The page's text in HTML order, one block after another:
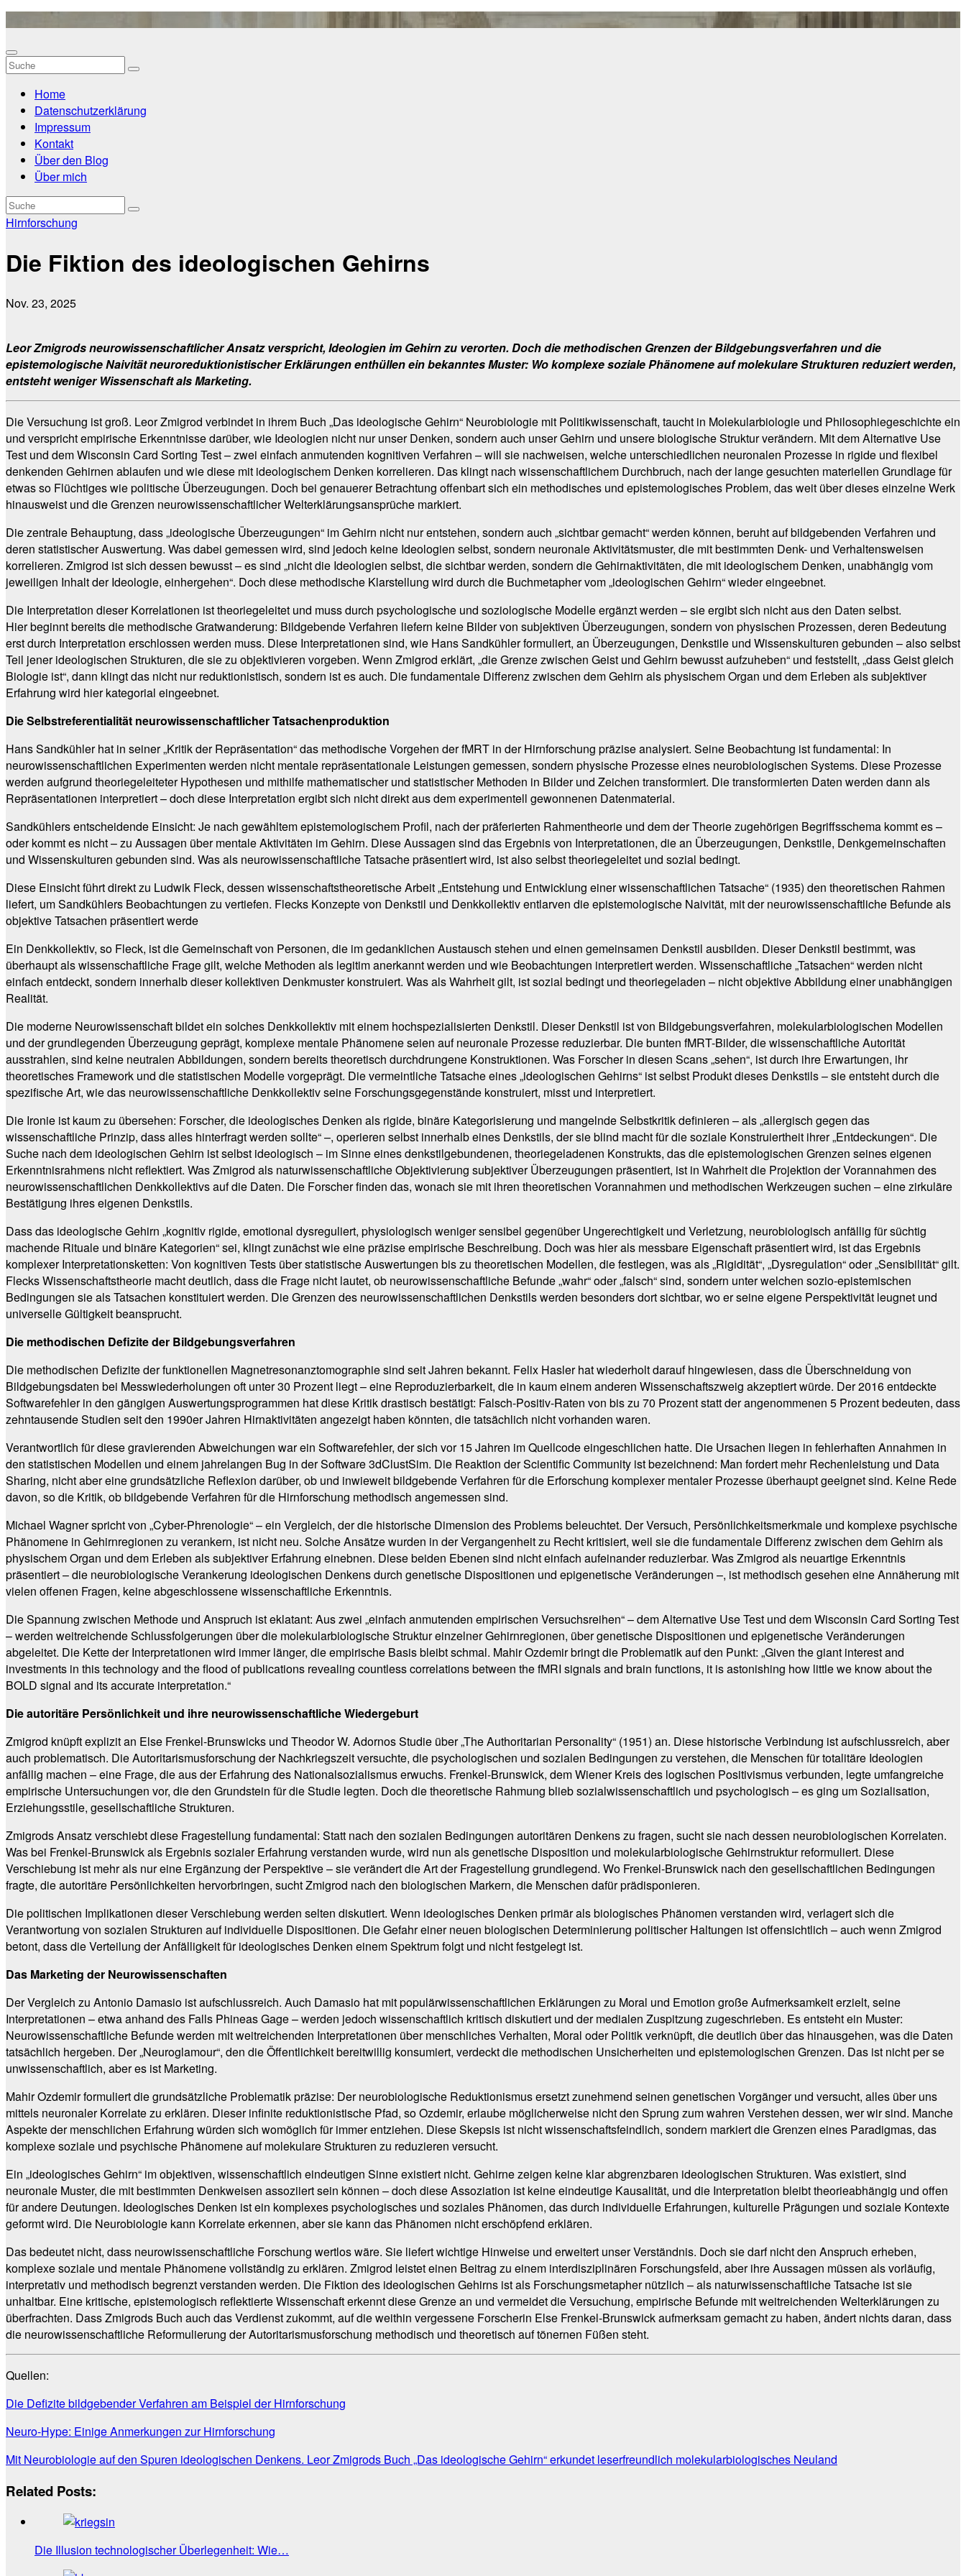
springen
Home
Datenschutzerklärung
Impressum
Kontakt
Über den Blog
Über mich
Hirnforschung
Die Fiktion des ideologischen Gehirns
Nov. 23, 2025
Leor Zmigrods neurowissenschaftlicher Ansatz verspricht, Ideologien im Gehirn zu verorten. Doch die methodischen Grenzen der Bildgebungsverfahren und die
epistemologische Naivität neuroreduktionistischer Erklärungen enthüllen ein bekanntes Muster: Wo komplexe soziale Phänomene auf molekulare Strukturen reduziert werden,
entsteht weniger Wissenschaft als Marketing.
Die Versuchung ist groß. Leor Zmigrod verbindet in ihrem Buch „Das ideologische Gehirn“ Neurobiologie mit Politikwissenschaft, taucht in Molekularbiologie und Philosophiegeschichte ein
und verspricht empirische Erkenntnisse darüber, wie Ideologien nicht nur unser Denken, sondern auch unser Gehirn und unsere biologische Struktur verändern. Mit dem Alternative Use
Test und dem Wisconsin Card Sorting Test – zwei einfach anmutenden kognitiven Verfahren – will sie nachweisen, welche unterschiedlichen neuronalen Prozesse in rigide und flexibel
denkenden Gehirnen ablaufen und wie diese mit ideologischem Denken korrelieren. Das klingt nach wissenschaftlichem Durchbruch, nach der lange gesuchten materiellen Grundlage für
etwas so Flüchtiges wie politische Überzeugungen. Doch bei genauerer Betrachtung offenbart sich ein methodisches und epistemologisches Problem, das weit über dieses einzelne Werk
hinausweist und die Grenzen neurowissenschaftlicher Welterklärungsansprüche markiert.
Die zentrale Behauptung, dass „ideologische Überzeugungen“ im Gehirn nicht nur entstehen, sondern auch „sichtbar gemacht“ werden können, beruht auf bildgebenden Verfahren und
deren statistischer Auswertung. Was dabei gemessen wird, sind jedoch keine Ideologien selbst, sondern neuronale Aktivitätsmuster, die mit bestimmten Denk- und Verhaltensweisen
korrelieren. Zmigrod ist sich dessen bewusst – es sind „nicht die Ideologien selbst, die sichtbar werden, sondern die Gehirnaktivitäten, die mit ideologischem Denken, unabhängig vom
jeweiligen Inhalt der Ideologie, einhergehen“. Doch diese methodische Klarstellung wird durch die Buchmetapher vom „ideologischen Gehirn“ wieder eingeebnet.
Die Interpretation dieser Korrelationen ist theoriegeleitet und muss durch psychologische und soziologische Modelle ergänzt werden – sie ergibt sich nicht aus den Daten selbst.
Hier beginnt bereits die methodische Gratwanderung: Bildgebende Verfahren liefern keine Bilder von subjektiven Überzeugungen, sondern von physischen Prozessen, deren Bedeutung
erst durch Interpretation erschlossen werden muss. Diese Interpretationen sind, wie Hans Sandkühler formuliert, an Überzeugungen, Denkstile und Wissenskulturen gebunden – also selbst
Teil jener ideologischen Strukturen, die sie zu objektivieren vorgeben. Wenn Zmigrod erklärt, „die Grenze zwischen Geist und Gehirn bewusst aufzuheben“ und feststellt, „dass Geist gleich
Biologie ist“, dann klingt das nicht nur reduktionistisch, sondern ist es auch. Die fundamentale Differenz zwischen dem Gehirn als physischem Organ und dem Erleben als subjektiver
Erfahrung wird hier kategorial eingeebnet.
Die Selbstreferentialität neurowissenschaftlicher Tatsachenproduktion
Hans Sandkühler hat in seiner „Kritik der Repräsentation“ das methodische Vorgehen der fMRT in der Hirnforschung präzise analysiert. Seine Beobachtung ist fundamental: In
neurowissenschaftlichen Experimenten werden nicht mentale repräsentationale Leistungen gemessen, sondern physische Prozesse eines neurobiologischen Systems. Diese Prozesse
werden aufgrund theoriegeleiteter Hypothesen und mithilfe mathematischer und statistischer Methoden in Bilder und Zeichen transformiert. Die transformierten Daten werden dann als
Repräsentationen interpretiert – doch diese Interpretation ergibt sich nicht direkt aus dem experimentell gewonnenen Datenmaterial.
Sandkühlers entscheidende Einsicht: Je nach gewähltem epistemologischem Profil, nach der präferierten Rahmentheorie und dem der Theorie zugehörigen Begriffsschema kommt es –
oder kommt es nicht – zu Aussagen über mentale Aktivitäten im Gehirn. Diese Aussagen sind das Ergebnis von Interpretationen, die an Überzeugungen, Denkstile, Denkgemeinschaften
und Wissenskulturen gebunden sind. Was als neurowissenschaftliche Tatsache präsentiert wird, ist also selbst theoriegeleitet und sozial bedingt.
Diese Einsicht führt direkt zu Ludwik Fleck, dessen wissenschaftstheoretische Arbeit „Entstehung und Entwicklung einer wissenschaftlichen Tatsache“ (1935) den theoretischen Rahmen
liefert, um Sandkühlers Beobachtungen zu vertiefen. Flecks Konzepte von Denkstil und Denkkollektiv entlarven die epistemologische Naivität, mit der neurowissenschaftliche Befunde als
objektive Tatsachen präsentiert werde
Ein Denkkollektiv, so Fleck, ist die Gemeinschaft von Personen, die im gedanklichen Austausch stehen und einen gemeinsamen Denkstil ausbilden. Dieser Denkstil bestimmt, was
überhaupt als wissenschaftliche Frage gilt, welche Methoden als legitim anerkannt werden und wie Beobachtungen interpretiert werden. Wissenschaftliche „Tatsachen“ werden nicht
einfach entdeckt, sondern innerhalb dieser kollektiven Denkmuster konstruiert. Was als Wahrheit gilt, ist sozial bedingt und theoriegeladen – nicht objektive Abbildung einer unabhängigen
Realität.
Die moderne Neurowissenschaft bildet ein solches Denkkollektiv mit einem hochspezialisierten Denkstil. Dieser Denkstil ist von Bildgebungsverfahren, molekularbiologischen Modellen
und der grundlegenden Überzeugung geprägt, komplexe mentale Phänomene seien auf neuronale Prozesse reduzierbar. Die bunten fMRT-Bilder, die wissenschaftliche Autorität
ausstrahlen, sind keine neutralen Abbildungen, sondern bereits theoretisch durchdrungene Konstruktionen. Was Forscher in diesen Scans „sehen“, ist durch ihre Erwartungen, ihr
theoretisches Framework und die statistischen Modelle vorgeprägt. Die vermeintliche Tatsache eines „ideologischen Gehirns“ ist selbst Produkt dieses Denkstils – sie entsteht durch die
spezifische Art, wie das neurowissenschaftliche Denkkollektiv seine Forschungsgegenstände konstruiert, misst und interpretiert.
Die Ironie ist kaum zu übersehen: Forscher, die ideologisches Denken als rigide, binäre Kategorisierung und mangelnde Selbstkritik definieren – als „allergisch gegen das
wissenschaftliche Prinzip, dass alles hinterfragt werden sollte“ –, operieren selbst innerhalb eines Denkstils, der sie blind macht für die soziale Konstruiertheit ihrer „Entdeckungen“. Die
Suche nach dem ideologischen Gehirn ist selbst ideologisch – im Sinne eines denkstilgebundenen, theoriegeladenen Konstrukts, das die epistemologischen Grenzen seines eigenen
Erkenntnisrahmens nicht reflektiert. Was Zmigrod als naturwissenschaftliche Objektivierung subjektiver Überzeugungen präsentiert, ist in Wahrheit die Projektion der Vorannahmen des
neurowissenschaftlichen Denkkollektivs auf die Daten. Die Forscher finden das, wonach sie mit ihren theoretischen Vorannahmen und methodischen Werkzeugen suchen – eine zirkuläre
Bestätigung ihres eigenen Denkstils.
Dass das ideologische Gehirn „kognitiv rigide, emotional dysreguliert, physiologisch weniger sensibel gegenüber Ungerechtigkeit und Verletzung, neurobiologisch anfällig für süchtig
machende Rituale und binäre Kategorien“ sei, klingt zunächst wie eine präzise empirische Beschreibung. Doch was hier als messbare Eigenschaft präsentiert wird, ist das Ergebnis
komplexer Interpretationsketten: Von kognitiven Tests über statistische Auswertungen bis zu theoretischen Modellen, die festlegen, was als „Rigidität“, „Dysregulation“ oder „Sensibilität“ gilt.
Flecks Wissenschaftstheorie macht deutlich, dass die Frage nicht lautet, ob neurowissenschaftliche Befunde „wahr“ oder „falsch“ sind, sondern unter welchen sozio-epistemischen
Bedingungen sie als Tatsachen konstituiert werden. Die Grenzen des neurowissenschaftlichen Denkstils werden besonders dort sichtbar, wo er seine eigene Perspektivität leugnet und
universelle Gültigkeit beansprucht.
Die methodischen Defizite der Bildgebungsverfahren
Die methodischen Defizite der funktionellen Magnetresonanztomographie sind seit Jahren bekannt. Felix Hasler hat wiederholt darauf hingewiesen, dass die Überschneidung von
Bildgebungsdaten bei Messwiederholungen oft unter 30 Prozent liegt – eine Reproduzierbarkeit, die in kaum einem anderen Wissenschaftszweig akzeptiert würde. Der 2016 entdeckte
Softwarefehler in den gängigen Auswertungsprogrammen hat diese Kritik drastisch bestätigt: Falsch-Positiv-Raten von bis zu 70 Prozent statt der angenommenen 5 Prozent bedeuten, dass
zehntausende Studien seit den 1990er Jahren Hirnaktivitäten angezeigt haben könnten, die tatsächlich nicht vorhanden waren.
Verantwortlich für diese gravierenden Abweichungen war ein Softwarefehler, der sich vor 15 Jahren im Quellcode eingeschlichen hatte. Die Ursachen liegen in fehlerhaften Annahmen in
den statistischen Modellen und einem jahrelangen Bug in der Software 3dClustSim. Die Reaktion der Scientific Community ist bezeichnend: Man fordert mehr Rechenleistung und Data
Sharing, nicht aber eine grundsätzliche Reflexion darüber, ob und inwieweit bildgebende Verfahren für die Erforschung komplexer mentaler Prozesse überhaupt geeignet sind. Keine Rede
davon, so die Kritik, ob bildgebende Verfahren für die Hirnforschung methodisch angemessen sind.
Michael Wagner spricht von „Cyber-Phrenologie“ – ein Vergleich, der die historische Dimension des Problems beleuchtet. Der Versuch, Persönlichkeitsmerkmale und komplexe psychische
Phänomene in Gehirnregionen zu verankern, ist nicht neu. Solche Ansätze wurden in der Vergangenheit zu Recht kritisiert, weil sie die fundamentale Differenz zwischen dem Gehirn als
physischem Organ und dem Erleben als subjektiver Erfahrung einebnen. Diese beiden Ebenen sind nicht einfach aufeinander reduzierbar. Was Zmigrod als neuartige Erkenntnis
präsentiert – die neurobiologische Verankerung ideologischen Denkens durch genetische Dispositionen und epigenetische Veränderungen –, ist methodisch gesehen eine Annäherung mit
vielen offenen Fragen, keine abgeschlossene wissenschaftliche Erkenntnis.
Die Spannung zwischen Methode und Anspruch ist eklatant: Aus zwei „einfach anmutenden empirischen Versuchsreihen“ – dem Alternative Use Test und dem Wisconsin Card Sorting Test
– werden weitreichende Schlussfolgerungen über die molekularbiologische Struktur einzelner Gehirnregionen, über genetische Dispositionen und epigenetische Veränderungen
abgeleitet. Die Kette der Interpretationen wird immer länger, die empirische Basis bleibt schmal. Mahir Ozdemir bringt die Problematik auf den Punkt: „Given the giant interest and
investments in this technology and the flood of publications revealing countless correlations between the fMRI signals and brain functions, it is astonishing how little we know about the
BOLD signal and its accurate interpretation.“
Die autoritäre Persönlichkeit und ihre neurowissenschaftliche Wiedergeburt
Zmigrod knüpft explizit an Else Frenkel-Brunswicks und Theodor W. Adornos Studie über „The Authoritarian Personality“ (1951) an. Diese historische Verbindung ist aufschlussreich, aber
auch problematisch. Die Autoritarismusforschung der Nachkriegszeit versuchte, die psychologischen und sozialen Bedingungen zu verstehen, die Menschen für totalitäre Ideologien
anfällig machen – eine Frage, die aus der Erfahrung des Nationalsozialismus erwuchs. Frenkel-Brunswick, dem Wiener Kreis des logischen Positivismus verbunden, legte umfangreiche
empirische Untersuchungen vor, die den Grundstein für die Studie legten. Doch die theoretische Rahmung blieb sozialwissenschaftlich und psychologisch – es ging um Sozialisation,
Erziehungsstile, gesellschaftliche Strukturen.
Zmigrods Ansatz verschiebt diese Fragestellung fundamental: Statt nach den sozialen Bedingungen autoritären Denkens zu fragen, sucht sie nach dessen neurobiologischen Korrelaten.
Was bei Frenkel-Brunswick als Ergebnis sozialer Erfahrung verstanden wurde, wird nun als genetische Disposition und molekularbiologische Gehirnstruktur reformuliert. Diese
Verschiebung ist mehr als nur eine Ergänzung der Perspektive – sie verändert die Art der Fragestellung grundlegend. Wo Frenkel-Brunswick nach den gesellschaftlichen Bedingungen
fragte, die autoritäre Persönlichkeiten hervorbringen, sucht Zmigrod nach den biologischen Markern, die Menschen dafür prädisponieren.
Die politischen Implikationen dieser Verschiebung werden selten diskutiert. Wenn ideologisches Denken primär als biologisches Phänomen verstanden wird, verlagert sich die
Verantwortung von sozialen Strukturen auf individuelle Dispositionen. Die Gefahr einer neuen biologischen Determinierung politischer Haltungen ist offensichtlich – auch wenn Zmigrod
betont, dass die Verteilung der Anfälligkeit für ideologisches Denken einem Spektrum folgt und nicht festgelegt ist.
Das Marketing der Neurowissenschaften
Der Vergleich zu Antonio Damasio ist aufschlussreich. Auch Damasio hat mit populärwissenschaftlichen Erklärungen zu Moral und Emotion große Aufmerksamkeit erzielt, seine
Interpretationen – etwa anhand des Falls Phineas Gage – werden jedoch wissenschaftlich kritisch diskutiert und der medialen Zuspitzung zugeschrieben. Es entsteht ein Muster:
Neurowissenschaftliche Befunde werden mit weitreichenden Interpretationen über menschliches Verhalten, Moral oder Politik verknüpft, die deutlich über das hinausgehen, was die Daten
tatsächlich hergeben. Der „Neuroglamour“, den die Öffentlichkeit bereitwillig konsumiert, verdeckt die methodischen Unsicherheiten und epistemologischen Grenzen. Das ist nicht per se
unwissenschaftlich, aber es ist Marketing.
Mahir Ozdemir formuliert die grundsätzliche Problematik präzise: Der neurobiologische Reduktionismus ersetzt zunehmend seinen genetischen Vorgänger und versucht, alles über uns
mittels neuronaler Korrelate zu erklären. Dieser infinite reduktionistische Pfad, so Ozdemir, erlaube möglicherweise nicht den Sprung zum wahren Verstehen dessen, wer wir sind. Manche
Aspekte der menschlichen Erfahrung würden sich womöglich für immer entziehen. Diese Skepsis ist nicht wissenschaftsfeindlich, sondern markiert die Grenzen eines Paradigmas, das
komplexe soziale und psychische Phänomene auf molekulare Strukturen zu reduzieren versucht.
Ein „ideologisches Gehirn“ im objektiven, wissenschaftlich eindeutigen Sinne existiert nicht. Gehirne zeigen keine klar abgrenzbaren ideologischen Strukturen. Was existiert, sind
neuronale Muster, die mit bestimmten Denkweisen assoziiert sein können – doch diese Assoziation ist keine eindeutige Kausalität, und die Interpretation bleibt theorieabhängig und offen
für andere Deutungen. Ideologisches Denken ist ein komplexes psychologisches und soziales Phänomen, das durch individuelle Erfahrungen, kulturelle Prägungen und soziale Kontexte
geformt wird. Die Neurobiologie kann Korrelate erkennen, aber sie kann das Phänomen nicht erschöpfend erklären.
Das bedeutet nicht, dass neurowissenschaftliche Forschung wertlos wäre. Sie liefert wichtige Hinweise und erweitert unser Verständnis. Doch sie darf nicht den Anspruch erheben,
komplexe soziale und mentale Phänomene vollständig zu erklären. Zmigrod leistet einen Beitrag zu einem interdisziplinären Forschungsfeld, aber ihre Aussagen müssen als vorläufig,
interpretativ und methodisch begrenzt verstanden werden. Die Fiktion des ideologischen Gehirns ist als Forschungsmetapher nützlich – als naturwissenschaftliche Tatsache ist sie
unhaltbar. Eine kritische, epistemologisch reflektierte Wissenschaft erkennt diese Grenze an und vermeidet die Versuchung, empirische Befunde mit weitreichenden Welterklärungen zu
überfrachten. Dass Zmigrods Buch auch das Verdienst zukommt, auf die weithin vergessene Forscherin Else Frenkel-Brunswick aufmerksam gemacht zu haben, ändert nichts daran, dass
die neurowissenschaftliche Reformulierung der Autoritarismusforschung methodisch und theoretisch auf tönernen Füßen steht.
Quellen:
Die Defizite bildgebender Verfahren am Beispiel der Hirnforschung
Neuro-Hype: Einige Anmerkungen zur Hirnforschung
Mit Neurobiologie auf den Spuren ideologischen Denkens. Leor Zmigrods Buch „Das ideologische Gehirn“ erkundet leserfreundlich molekularbiologisches Neuland
Related Posts:
Die Illusion technologischer Überlegenheit: Wie…